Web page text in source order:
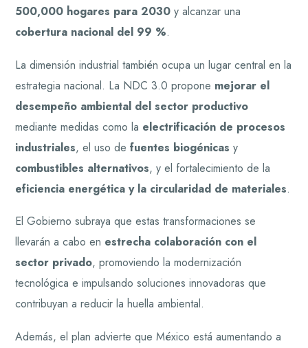
500,000 hogares para 2030 y alcanzar una
cobertura nacional del 99 %.
La dimensión industrial también ocupa un lugar central en la
estrategia nacional. La NDC 3.0 propone mejorar el
desempeño ambiental del sector productivo
mediante medidas como la electrificación de procesos
industriales, el uso defuentes biogénicas y
combustibles alternativos, y el fortalecimiento de la
eficiencia energética y la circularidad de materiales.
El Gobierno subraya que estas transformaciones se
llevarán a cabo en estrecha colaboración con el
sector privado, promoviendo la modernización
tecnológica e impulsando soluciones innovadoras que
contribuyan a reducir la huella ambiental.
Además, el plan advierte que México está aumentando a